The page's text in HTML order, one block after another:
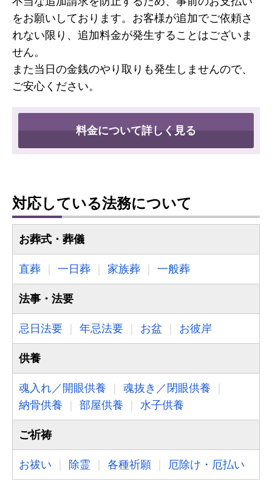
をお願いしております。お客様が追加でご依頼さ
れない限り、追加料金が発生することはございま
せん。
また当日の金銭のやり取りも発生しませんので、
ご安心ください。
料金について詳しく見る
対応している法務について
お葬式・葬儀
直葬 一日葬 家族葬 一般葬
法事・法要
忌日法要 年忌法要 お盆 お彼岸
供養
魂入れ／開眼供養
魂抜き／閉眼供養
納骨供養
部屋供養 水子供養
ご祈祷
お祓い 除霊 各種祈願 厄除け・厄払い